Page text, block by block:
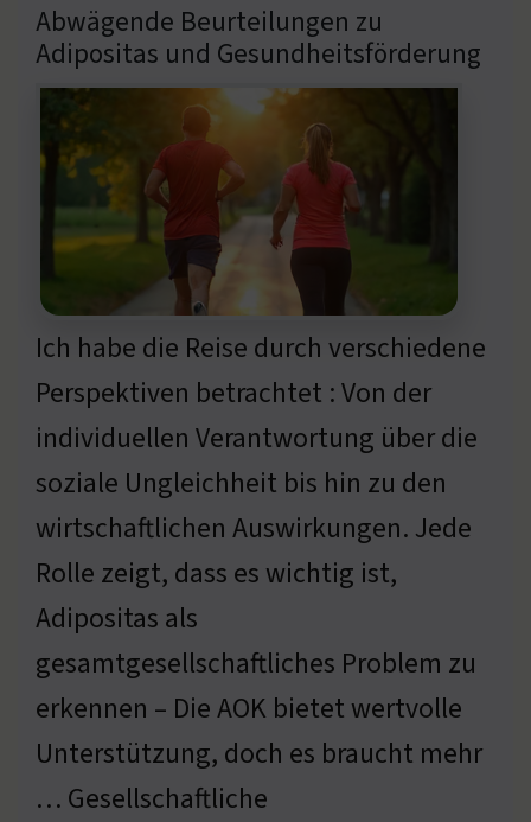
Abwägende Beurteilungen zu
Adipositas und Gesundheitsförderung
Ich habe die Reise durch verschiedene
Perspektiven betrachtet : Von der
individuellen Verantwortung über die
soziale Ungleichheit bis hin zu den
wirtschaftlichen Auswirkungen. Jede
Rolle zeigt, dass es wichtig ist,
Adipositas als
gesamtgesellschaftliches Problem zu
erkennen – Die AOK bietet wertvolle
Unterstützung, doch es braucht mehr
… Gesellschaftliche